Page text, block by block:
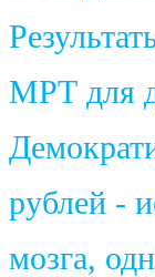
МРТ для
рублей -
мозга,